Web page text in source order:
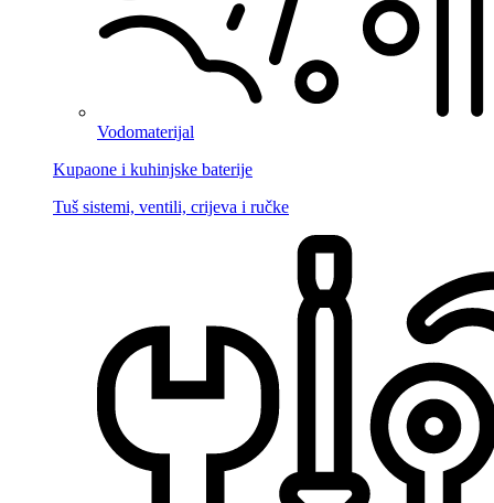
Vodomaterijal
Kupaone i kuhinjske baterije
Tuš sistemi, ventili, crijeva i ručke